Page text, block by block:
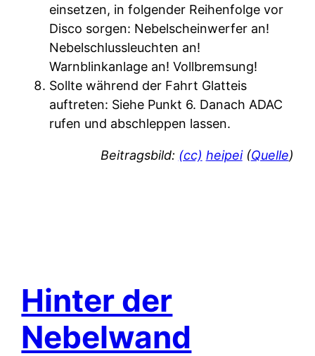
einsetzen, in folgender Reihenfolge vor
Disco sorgen: Nebelscheinwerfer an!
Nebelschlussleuchten an!
Warnblinkanlage an! Vollbremsung!
Sollte während der Fahrt Glatteis
auftreten: Siehe Punkt 6. Danach ADAC
rufen und abschleppen lassen.
Beitragsbild: (cc) heipei(Quelle)
Hinter der
Nebelwand